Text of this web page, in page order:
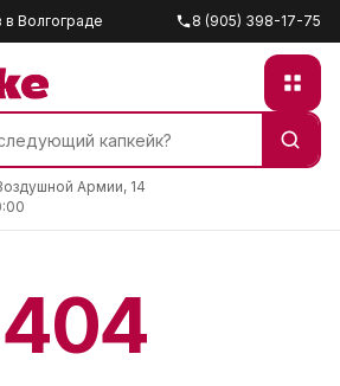
Волгограде 8 (905) 398-17-75
Армии, 14
404